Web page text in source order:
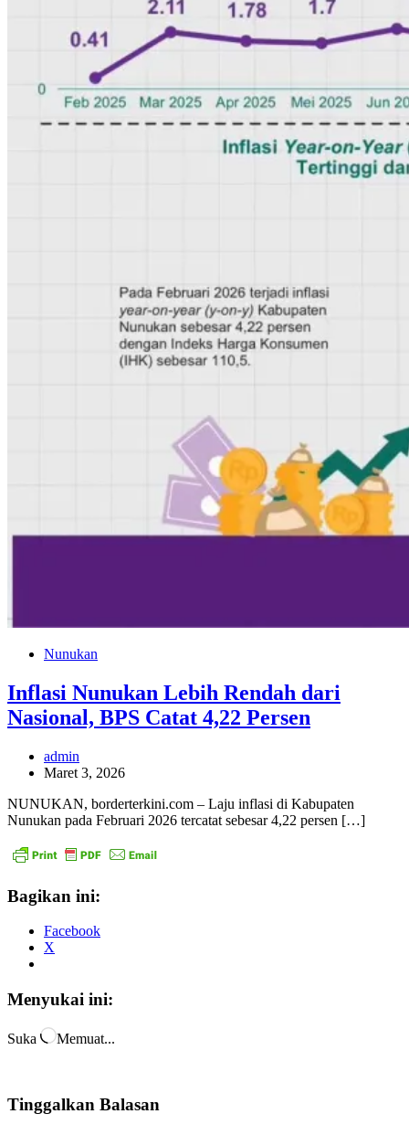
Nunukan
Inflasi Nunukan Lebih Rendah dari
Nasional, BPS Catat 4,22 Persen
admin
Maret 3, 2026
NUNUKAN, borderterkini.com – Laju inflasi di Kabupaten
Nunukan pada Februari 2026 tercatat sebesar 4,22 persen […]
Bagikan ini:
Facebook
X
Menyukai ini:
Suka Memuat...
Tinggalkan Balasan